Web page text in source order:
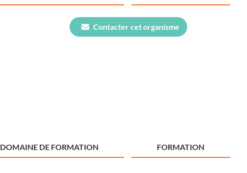
Contacter cet organisme
DOMAINE DE FORMATION FORMATION